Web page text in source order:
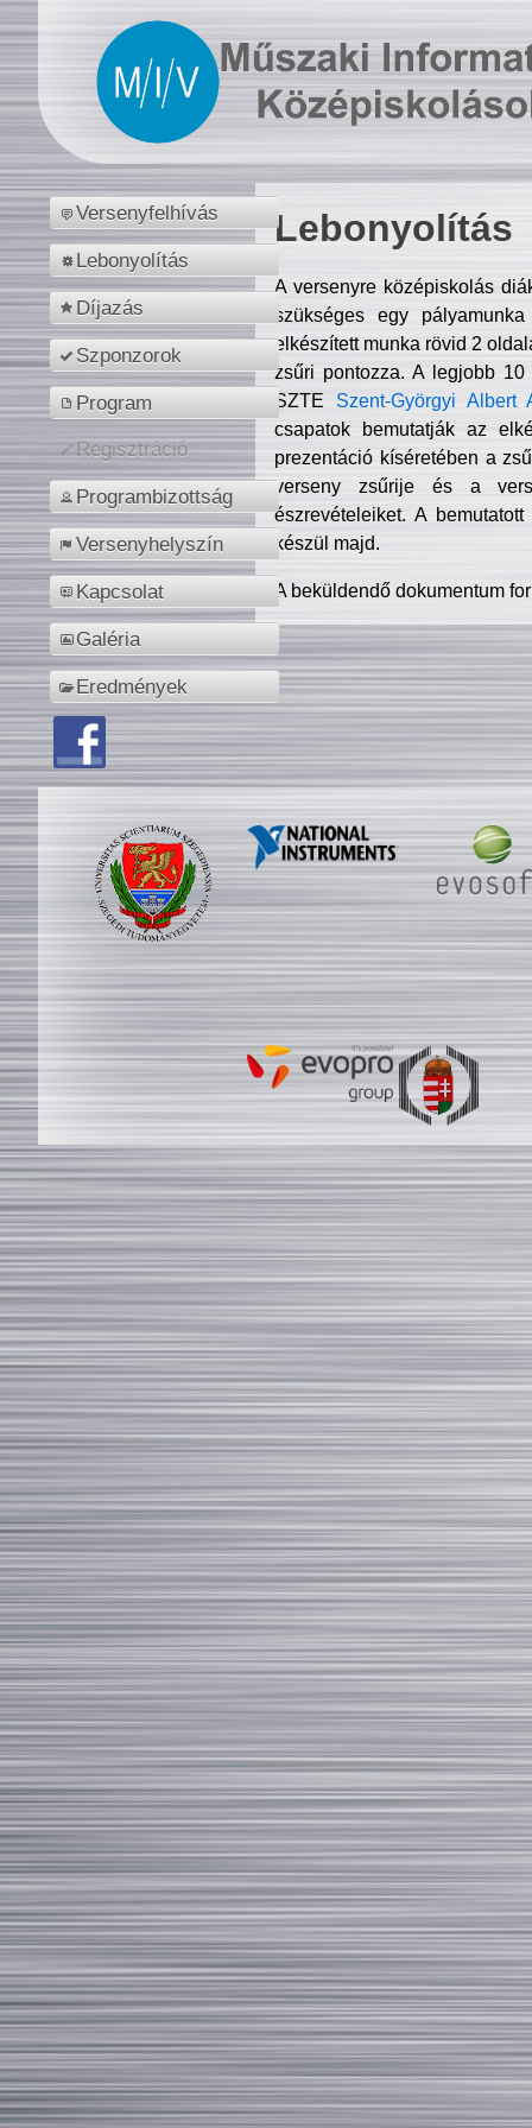
Versenyfelhívás
Lebonyolítás
Díjazás
Szponzorok
Program
Regisztráció
Programbizottság
Versenyhelyszín
Kapcsolat
Galéria
Eredmények
Lebonyolítás
A versenyre középiskolás
szükséges egy
elkészített munka rövid 2
zsűri pontozza. A legjobb
SZTE Szent-Györgyi Albert
csapatok bemutatják az
prezentáció kíséretében a
verseny zsűrije és a
észrevételeiket. A
készül majd.
A beküldendő dokumentum